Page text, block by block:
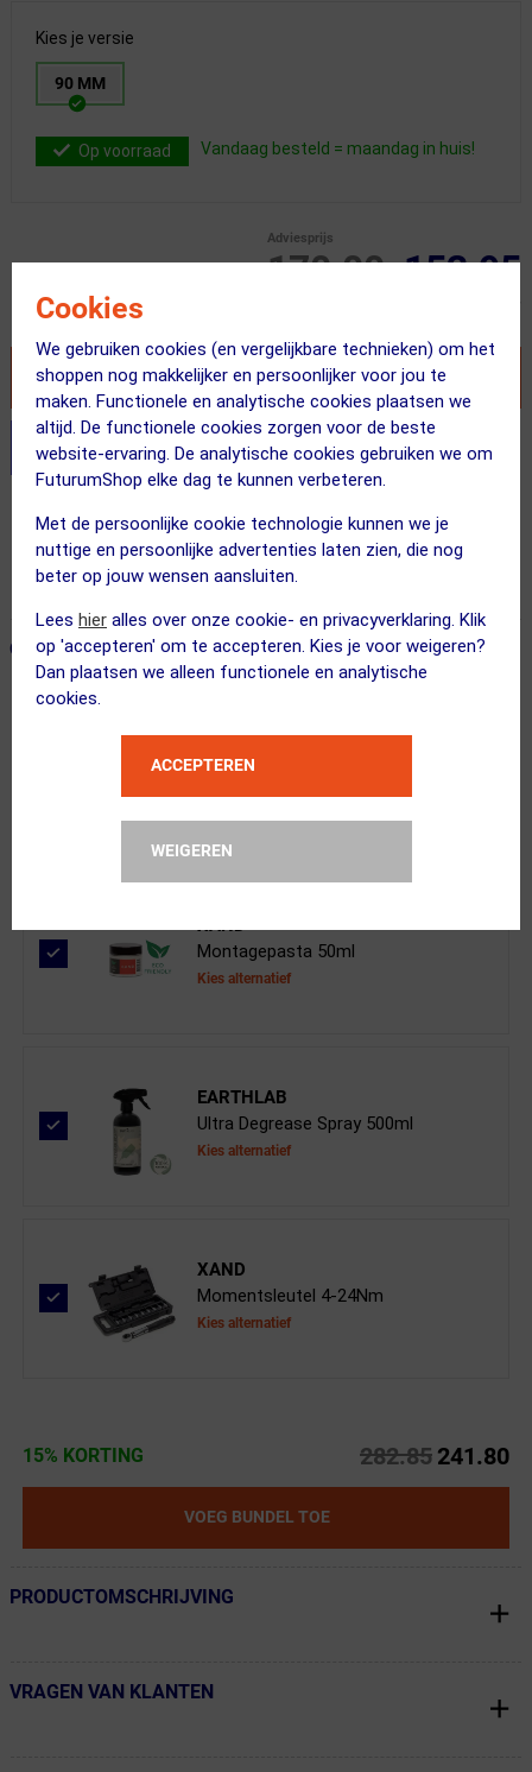
Cookies
We gebruiken cookies (en vergelijkbare technieken) om het
shoppen nog makkelijker en persoonlijker voor jou te
maken. Functionele en analytische cookies plaatsen we
altijd. De functionele cookies zorgen voor de beste
website-ervaring. De analytische cookies gebruiken we om
FuturumShop elke dag te kunnen verbeteren.
Met de persoonlijke cookie technologie kunnen we je
nuttige en persoonlijke advertenties laten zien, die nog
beter op jouw wensen aansluiten.
Lees hier alles over onze cookie- en privacyverklaring. Klik
op 'accepteren' om te accepteren. Kies je voor weigeren?
Dan plaatsen we alleen functionele en analytische
cookies.
ACCEPTEREN
WEIGEREN
Kies je versie
90 MM
Op voorraad Vandaag besteld = maandag in huis!
170.00
Adviesprijs
153.95
VOEG TOE AAN WINKELWAGEN
Stel je productvragen aan onze AI assistent
Gratis bezorging & retourneren
Vandaag besteld = maandag in huis!
365 dagen retourrecht
← Terug naar productnavigatie
ONZE AANBEVOLEN COMBINATIE
AGX VAS 6D Stuurpen Zwart
XAND
Montagepasta 50ml
Kies alternatief
EARTHLAB
Ultra Degrease Spray 500ml
Kies alternatief
XAND
Momentsleutel 4-24Nm
Kies alternatief
15% KORTING 282.85 241.80
VOEG BUNDEL TOE
← Terug naar productnavigatie
PRODUCTOMSCHRIJVING
← Terug naar productnavigatie
VRAGEN VAN KLANTEN